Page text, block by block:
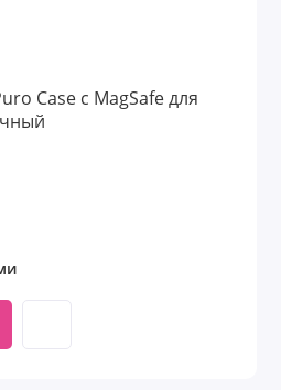
Case с MagSafe для